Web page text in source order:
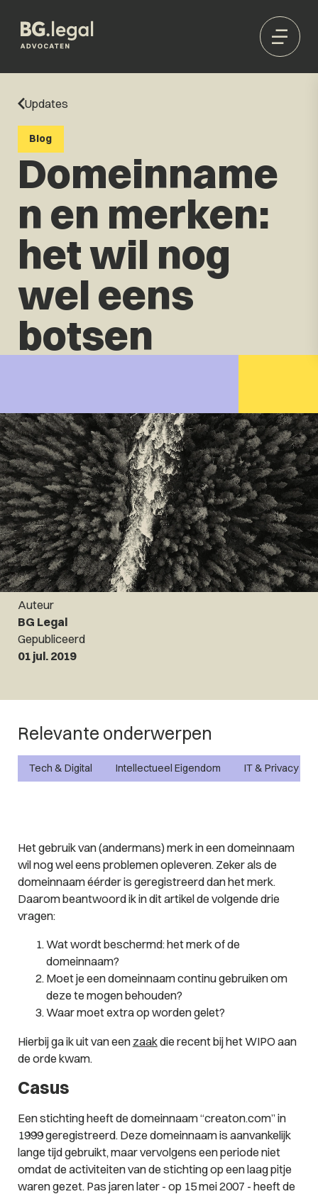
Updates
Blog
Domeinname
n en merken:
het wil nog
wel eens
botsen
Auteur
BG Legal
Gepubliceerd
01 jul. 2019
Relevante onderwerpen
Tech & Digital Intellectueel Eigendom IT & Privacy
Het gebruik van (andermans) merk in een domeinnaam
wil nog wel eens problemen opleveren. Zeker als de
domeinnaam éérder is geregistreerd dan het merk.
Daarom beantwoord ik in dit artikel de volgende drie
vragen:
Wat wordt beschermd: het merk of de
domeinnaam?
Moet je een domeinnaam continu gebruiken om
deze te mogen behouden?
Waar moet extra op worden gelet?
Hierbij ga ik uit van een zaakdie recent bij het WIPO aan
de orde kwam.
Casus
Een stichting heeft de domeinnaam “creaton.com” in
1999 geregistreerd. Deze domeinnaam is aanvankelijk
lange tijd gebruikt, maar vervolgens een periode niet
omdat de activiteiten van de stichting op een laag pitje
waren gezet. Pas jaren later - op 15 mei 2007 - heeft de